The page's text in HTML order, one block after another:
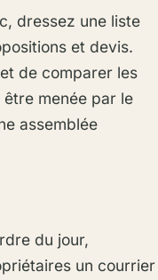
dressez une liste
et devis.
de comparer les
menée par le
assemblée
du jour,
un courrier